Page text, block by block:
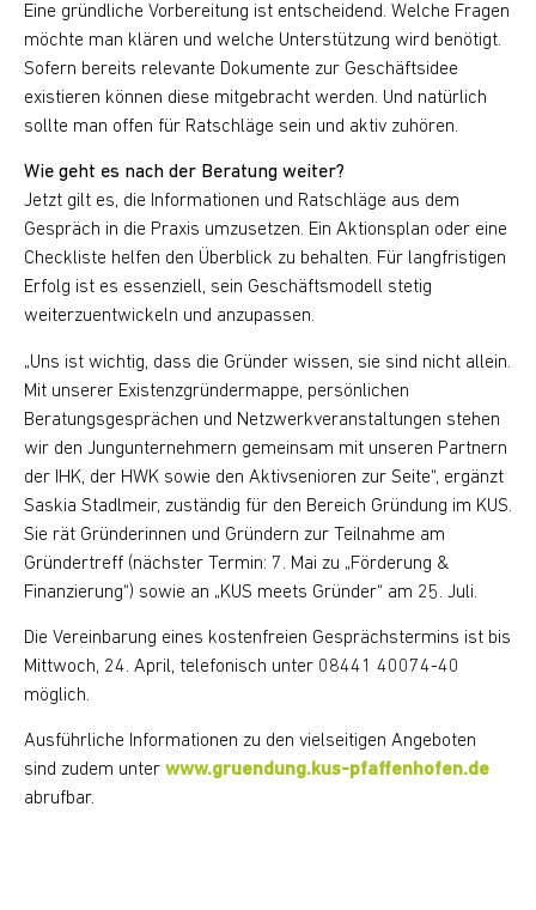
Eine gründliche Vorbereitung ist entscheidend. Welche Fragen
möchte man klären und welche Unterstützung wird benötigt.
Sofern bereits relevante Dokumente zur Geschäftsidee
existieren können diese mitgebracht werden. Und natürlich
sollte man offen für Ratschläge sein und aktiv zuhören.
Wie geht es nach der Beratung weiter?
Jetzt gilt es, die Informationen und Ratschläge aus dem
Gespräch in die Praxis umzusetzen. Ein Aktionsplan oder eine
Checkliste helfen den Überblick zu behalten. Für langfristigen
Erfolg ist es essenziell, sein Geschäftsmodell stetig
weiterzuentwickeln und anzupassen.
„Uns ist wichtig, dass die Gründer wissen, sie sind nicht allein.
Mit unserer Existenzgründermappe, persönlichen
Beratungsgesprächen und Netzwerkveranstaltungen stehen
wir den Jungunternehmern gemeinsam mit unseren Partnern
der IHK, der HWK sowie den Aktivsenioren zur Seite“, ergänzt
Saskia Stadlmeir, zuständig für den Bereich Gründung im KUS.
Sie rät Gründerinnen und Gründern zur Teilnahme am
Gründertreff (nächster Termin: 7. Mai zu „Förderung &
Finanzierung“) sowie an „KUS meets Gründer“ am 25. Juli.
Die Vereinbarung eines kostenfreien Gesprächstermins ist bis
Mittwoch, 24. April, telefonisch unter 08441 40074-40
möglich.
Ausführliche Informationen zu den vielseitigen Angeboten
sind zudem unter www.gruendung.kus-pfaffenhofen.de
abrufbar.